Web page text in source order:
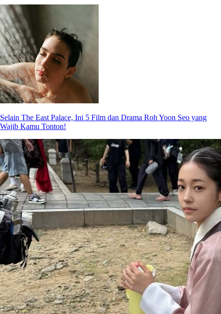
Selain The East Palace, Ini 5 Film dan Drama Roh Yoon Seo yang
Wajib Kamu Tonton!